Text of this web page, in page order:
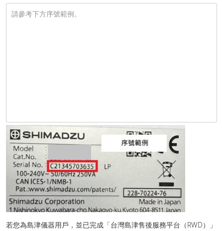
若您為島津儀器用戶，並已完成「台灣島津售後服務平台（RWD）」